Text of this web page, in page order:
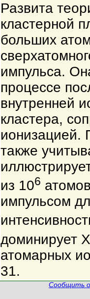
Развита
кластерной
больших
импульса.
процессе
внутренней
кластера,
ионизацией.
также
из 106
импульсом
доминирует
атомарных
31.
Сообщить о